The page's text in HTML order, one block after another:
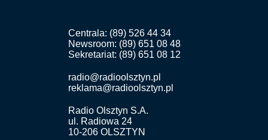
Centrala: (89) 526 44 34
Newsroom: (89) 651 08 48
Sekretariat: (89) 651 08 12
radio@radioolsztyn.pl
reklama@radioolsztyn.pl
Radio Olsztyn S.A.
ul. Radiowa 24
10-206 OLSZTYN